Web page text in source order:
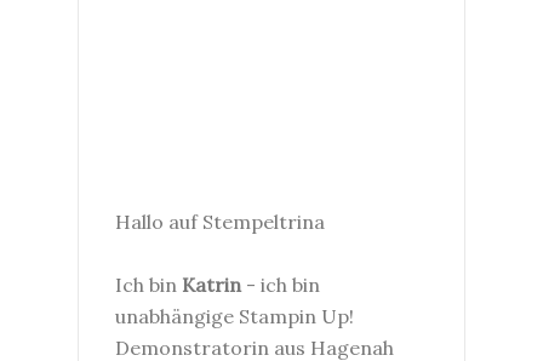
Hallo auf Stempeltrina
Ich bin Katrin- ich bin
unabhängige Stampin Up!
Demonstratorin aus Hagenah